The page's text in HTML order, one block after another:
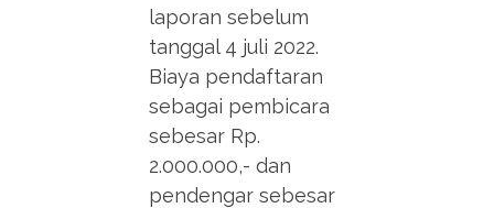
laporan sebelum
tanggal 4 juli 2022.
Biaya pendaftaran
sebagai pembicara
sebesar Rp.
2.000.000,- dan
pendengar sebesar